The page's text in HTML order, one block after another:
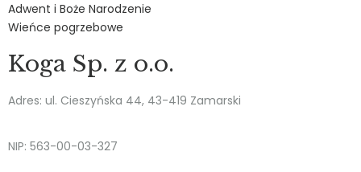
Adwent i Boże Narodzenie
Wieńce pogrzebowe
Koga Sp. z o.o.
Adres: ul. Cieszyńska 44, 43-419 Zamarski
NIP: 563-00-03-327